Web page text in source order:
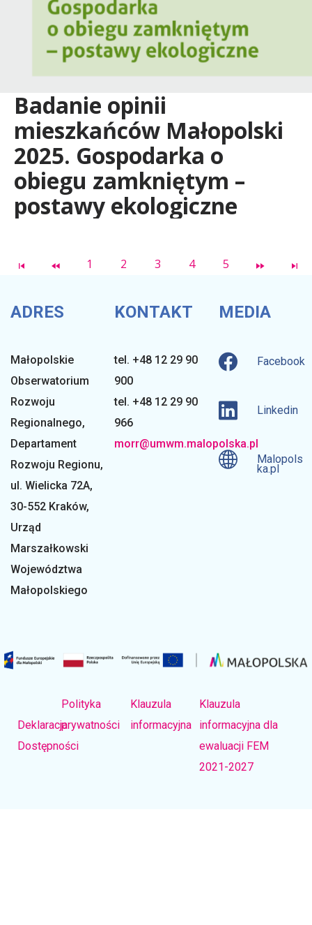
Badanie opinii
mieszkańców Małopolski
2025. Gospodarka o
obiegu zamkniętym –
postawy ekologiczne
1 2 3 4 5
ADRES
Małopolskie
Obserwatorium
Rozwoju
Regionalnego,
Departament
Rozwoju Regionu,
ul. Wielicka 72A,
30-552 Kraków,
Urząd
Marszałkowski
Województwa
Małopolskiego
KONTAKT
tel. +48 12 29 90
900
tel. +48 12 29 90
966
morr@umwm.malopolska.pl
MEDIA
Facebook
Linkedin
Malopols
ka.pl
Deklaracja
Dostępności
Polityka
prywatności
Klauzula
informacyjna
Klauzula
informacyjna dla
ewaluacji FEM
2021-2027